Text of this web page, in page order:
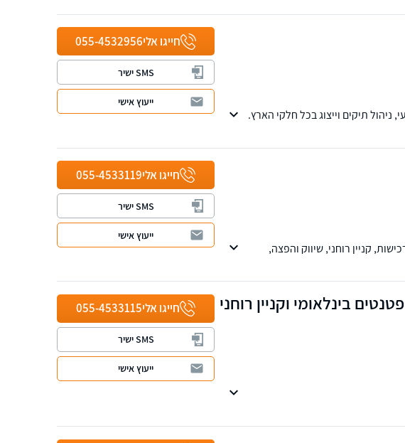
ניהול תיקים וייצוג בכל חלקי הארץ.
חייגו אלי055-4532956
SMS ישיר
ייעוץ אישי
קניין רוחני, שיווק והפצה,
חייגו אלי055-4533119
SMS ישיר
ייעוץ אישי
בינלאומי וקניין רוחני חייגו אלי055-4533115
SMS ישיר
ייעוץ אישי